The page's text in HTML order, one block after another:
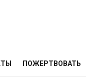
ПОЖЕРТВОВАТЬ